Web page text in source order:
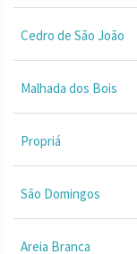
Cedro de São João
Malhada dos Bois
Propriá
São Domingos
Areia Branca